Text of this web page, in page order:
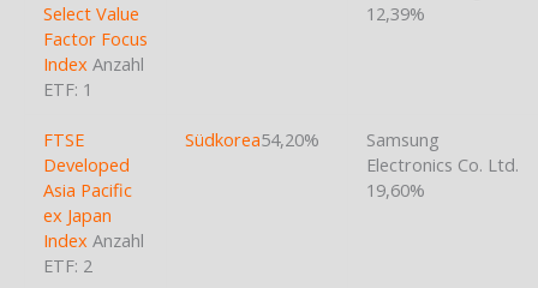
Select Value
Factor Focus
Index Anzahl
ETF: 1
12,39%
FTSE
Developed
Asia Pacific
ex Japan
Index Anzahl
ETF: 2
Südkorea54,20%
Samsung
Electronics Co. Ltd.
19,60%